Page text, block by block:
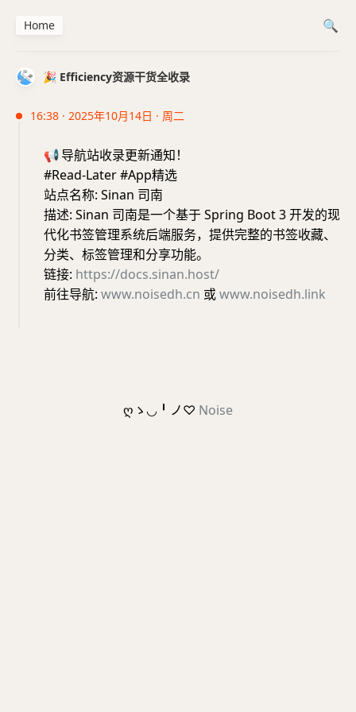
🎉 Efficiency资源干货全收录
16:38 · 2025年10月14日 · 周二
📢导航站收录更新通知！
#Read-Later #App精选
站点名称: Sinan 司南
描述: Sinan 司南是一个基于 Spring Boot 3 开发的现
代化书签管理系统后端服务，提供完整的书签收藏、
分类、标签管理和分享功能。
链接: https://docs.sinan.host/
前往导航: www.noisedh.cn 或www.noisedh.link
Home
ღゝ◡╹ノ♡ Noise